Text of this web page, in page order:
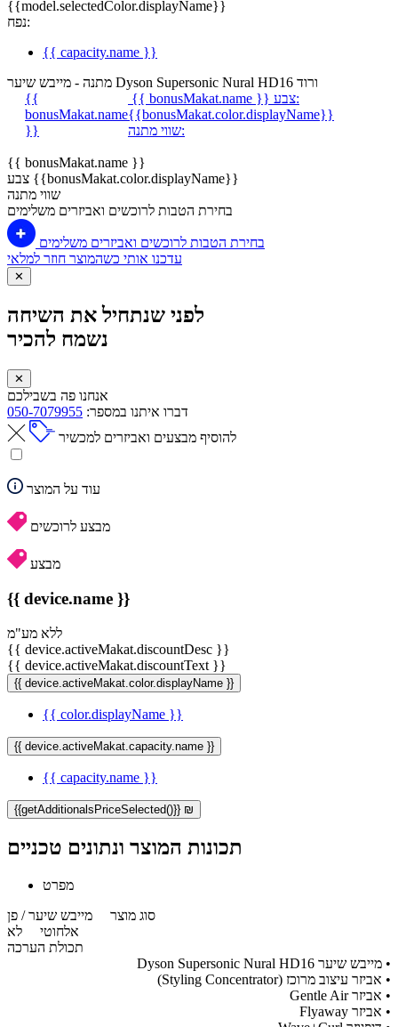
{{model.selectedColor.displayName}}
נפח:
{{ capacity.name }}
מתנה - מייבש שיער Dyson Supersonic Nural HD16 ורוד
{{
bonusMakat.name
}}
{{ bonusMakat.name }}
צבע:
{{bonusMakat.color.displayName}}
שווי מתנה:
{{ bonusMakat.name }}
צבע {{bonusMakat.color.displayName}}
שווי מתנה
בחירת הטבות לרוכשים ואביזרים משלימים
בחירת הטבות לרוכשים ואביזרים משלימים
עדכנו אותי כשהמוצר חוזר למלאי
✕
לפני שנתחיל את השיחה
נשמח להכיר
✕
אנחנו פה בשבילכם
דברו איתנו במספר: 050-7079955
להוסיף מבצעים ואביזרים למכשיר
עוד על המוצר
מבצע לרוכשים
מבצע
{{ device.name }}
ללא מע"מ
{{ device.activeMakat.discountDesc }}
{{ device.activeMakat.discountText }}
{{ device.activeMakat.color.displayName }}
{{ color.displayName }}
{{ device.activeMakat.capacity.name }}
{{ capacity.name }}
{{getAdditionalsPriceSelected()}} ₪
תכונות המוצר ונתונים טכניים
מפרט
סוג מוצר מייבש שיער / פן
אלחוטי לא
תכולת הערכה
• מייבש שיער Dyson Supersonic Nural HD16
• אביזר עיצוב מרוכז (Styling Concentrator)
• אביזר Gentle Air
• אביזר Flyaway